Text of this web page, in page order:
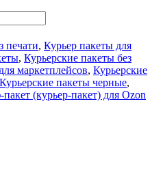
печати, Курьер пакеты для
, Курьерские пакеты без
маркетплейсов, Курьерские
Курьерские пакеты черные,
(курьер-пакет) для Ozon